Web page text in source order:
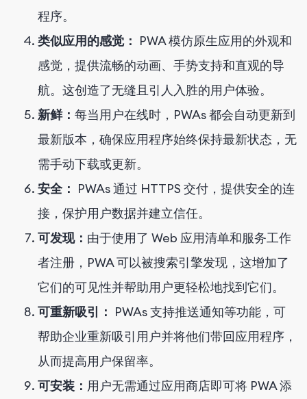
程序。
类似应用的感觉： PWA 模仿原生应用的外观和
感觉，提供流畅的动画、手势支持和直观的导
航。这创造了无缝且引人入胜的用户体验。
新鲜： 每当用户在线时，PWAs 都会自动更新到
最新版本，确保应用程序始终保持最新状态，无
需手动下载或更新。
安全： PWAs 通过 HTTPS 交付，提供安全的连
接，保护用户数据并建立信任。
可发现： 由于使用了 Web 应用清单和服务工作
者注册，PWA 可以被搜索引擎发现，这增加了
它们的可见性并帮助用户更轻松地找到它们。
可重新吸引： PWAs 支持推送通知等功能，可
帮助企业重新吸引用户并将他们带回应用程序，
从而提高用户保留率。
可安装： 用户无需通过应用商店即可将 PWA 添